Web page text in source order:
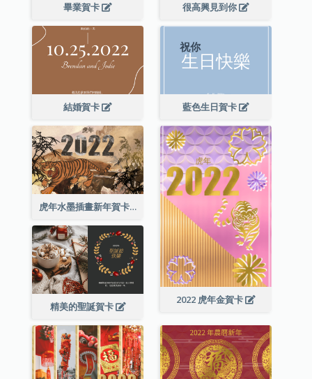
畢業賀卡 很高興見到你
結婚賀卡 藍色生日賀卡
虎年水墨插畫新年賀卡
2022 虎年金賀卡
精美的聖誕賀卡